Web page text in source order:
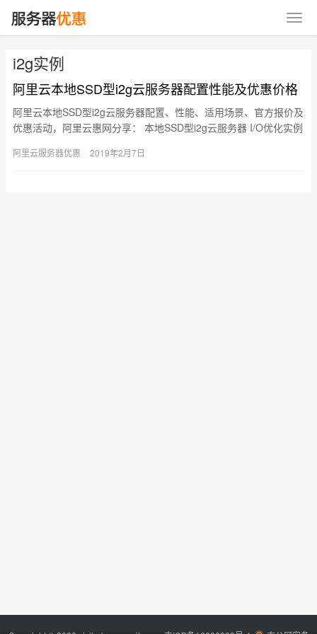
i2g实例
阿里云本地SSD型i2g云服务器配置性能及优惠价格
阿里云本地SSD型i2g云服务器配置、性能、适用场景、官方报价及
优惠活动，阿里云惠网分享： 本地SSD型i2g云服务器 I/O优化实例
阿里云服务器优惠 2019年2月7日